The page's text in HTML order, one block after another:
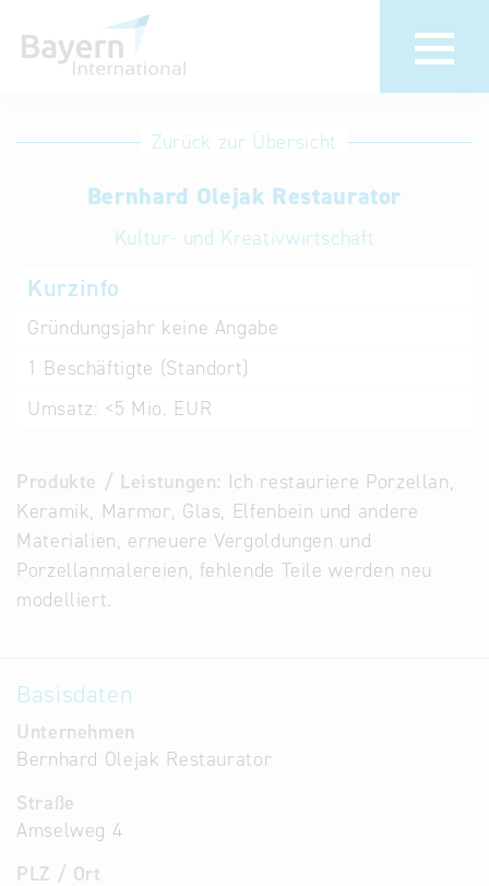
Anmeldung
Unternehmen
anmelden
Eintrag
löschen
Aktualisieren
Datenbanken
Alternative
Datenbanken
aus
Zurück zur Übersicht
Bernhard Olejak Restaurator
Kultur- und Kreativwirtschaft
Kurzinfo
Gründungsjahr keine Angabe
1 Beschäftigte (Standort)
Umsatz: <5 Mio. EUR
Produkte / Leistungen: Ich restauriere Porzellan,
Keramik, Marmor, Glas, Elfenbein und andere
Materialien, erneuere Vergoldungen und
Porzellanmalereien, fehlende Teile werden neu
modelliert.
Basisdaten
Unternehmen
Bernhard Olejak Restaurator
Straße
Amselweg 4
PLZ / Ort